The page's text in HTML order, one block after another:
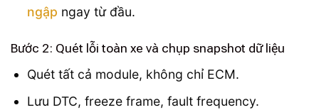
ngập ngay từ đầu.
Bước 2: Quét lỗi toàn xe và chụp snapshot dữ liệu
Quét tất cả module, không chỉ ECM.
Lưu DTC, freeze frame, fault frequency.